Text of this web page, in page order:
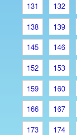
131
132
138
139
145
146
152
153
159
160
166
167
173
174